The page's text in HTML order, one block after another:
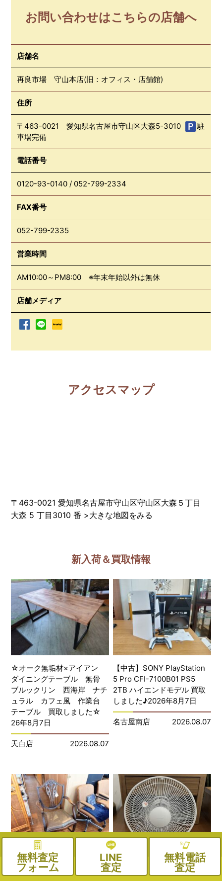
お問い合わせはこちらの店舗へ
店舗名
再良市場 守山本店(旧：オフィス・店舗館)
住所
〒463-0021 愛知県名古屋市守山区大森5-3010
駐
車場完備
電話番号
0120-93-0140 / 052-799-2334
FAX番号
052-799-2335
営業時間
AM10:00～PM8:00 ※年末年始以外は無休
店舗メディア
アクセスマップ
〒463-0021 愛知県名古屋市守山区守山区大森５丁目
大森 5 丁目3010 番 >大きな地図をみる
新入荷＆買取情報
☆オーク無垢材×アイアン
ダイニングテーブル 無骨
ブルックリン 西海岸 ナチ
ュラル カフェ風 作業台
テーブル 買取しました☆
26年8月7日
天白店 2026.08.07
【中古】SONY PlayStation
5 Pro CFI-7100B01 PS5
2TB ハイエンドモデル 買取
しました♪2026年8月7日
名古屋南店 2026.08.07
G.T. Rockstraw G.T. ロック
ストロー チェア アンティ
三菱電機 MITSUBISHI 壁掛
扇 K30-YQ 2023年製 買取し
無料査定
フォーム
LINE
査定
無料電話
査定